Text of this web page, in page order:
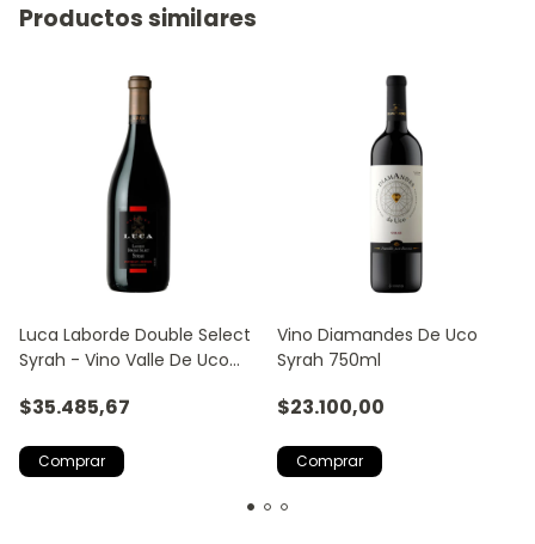
Productos similares
Luca Laborde Double Select
Syrah - Vino Valle De Uco
$35.485,67
Vino Diamandes De Uco
Syrah 750ml
$23.100,00